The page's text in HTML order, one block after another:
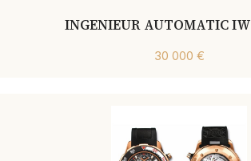
INGENIEUR AUTOMATIC
30 000 €